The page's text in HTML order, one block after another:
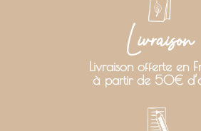
Livraison
Livraison offerte en
à partir de 50€